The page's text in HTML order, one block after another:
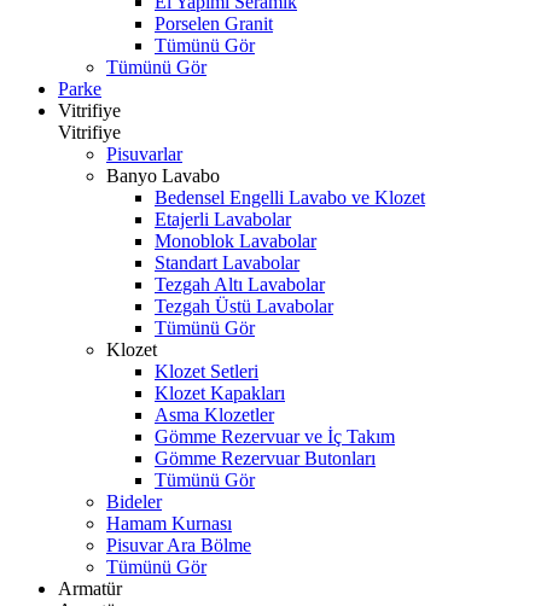
Porselen Granit
Tümünü Gör
Tümünü Gör
Parke
Vitrifiye
Vitrifiye
Pisuvarlar
Banyo Lavabo
Bedensel Engelli Lavabo ve Klozet
Etajerli Lavabolar
Monoblok Lavabolar
Standart Lavabolar
Tezgah Altı Lavabolar
Tezgah Üstü Lavabolar
Tümünü Gör
Klozet
Klozet Setleri
Klozet Kapakları
Asma Klozetler
Gömme Rezervuar ve İç Takım
Gömme Rezervuar Butonları
Tümünü Gör
Bideler
Hamam Kurnası
Pisuvar Ara Bölme
Tümünü Gör
Armatür